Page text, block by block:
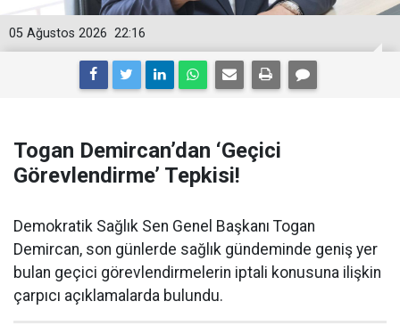
22:16
05 Ağustos 2026
Togan Demircan’dan ‘Geçici
Görevlendirme’ Tepkisi!
Demokratik Sağlık Sen Genel Başkanı Togan
Demircan, son günlerde sağlık gündeminde geniş yer
bulan geçici görevlendirmelerin iptali konusuna ilişkin
çarpıcı açıklamalarda bulundu.